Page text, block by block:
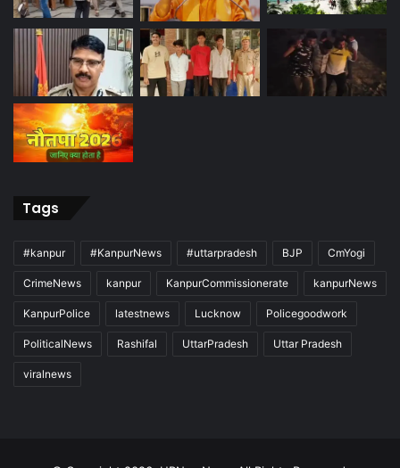
Tags
#kanpur #KanpurNews #uttarpradesh BJP CmYogi
CrimeNews kanpur KanpurCommissionerate kanpurNews
KanpurPolice latestnews Lucknow Policegoodwork
PoliticalNews Rashifal UttarPradesh Uttar Pradesh
viralnews